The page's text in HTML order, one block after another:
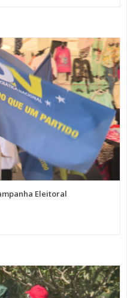
Eleitoral